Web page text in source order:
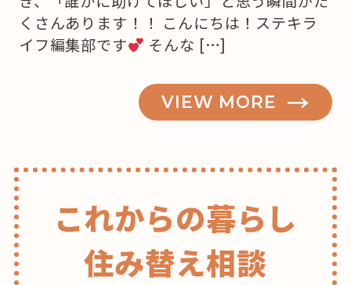
くさんあります！！ こんにちは！ステキラ
イフ編集部です
そんな […]
VIEW MORE
これからの暮らし
住み替え相談